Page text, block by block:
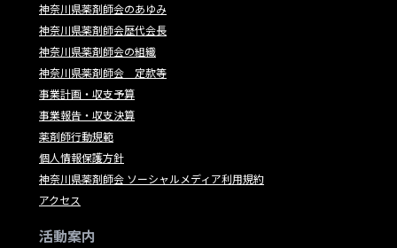
神奈川県薬剤師会のあゆみ
神奈川県薬剤師会歴代会長
神奈川県薬剤師会の組織
神奈川県薬剤師会 定款等
事業計画・収支予算
事業報告・収支決算
薬剤師行動規範
個人情報保護方針
神奈川県薬剤師会 ソーシャルメディア利用規約
アクセス
活動案内